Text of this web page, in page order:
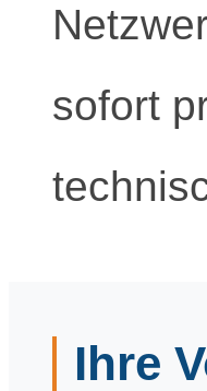
sofort
Ihre